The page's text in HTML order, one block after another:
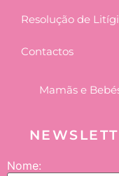
Resolução de
Contactos
Mamãs e
Nome: